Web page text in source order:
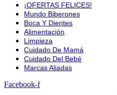
¡OFERTAS FELICES!
Mundo Biberones
Boca Y Dientes
Alimentación
Limpieza
Cuidado De Mamá
Cuidado Del Bebé
Marcas Aliadas
Facebook-f